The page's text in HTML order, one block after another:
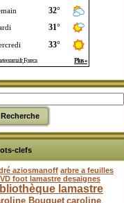
clefs
aziosmanoff arbre a feuilles
foot lamastre desaignes
lamastre
Bouquet caroline